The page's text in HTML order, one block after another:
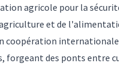
agricole pour la
et de
coopération
forgeant des ponts entre